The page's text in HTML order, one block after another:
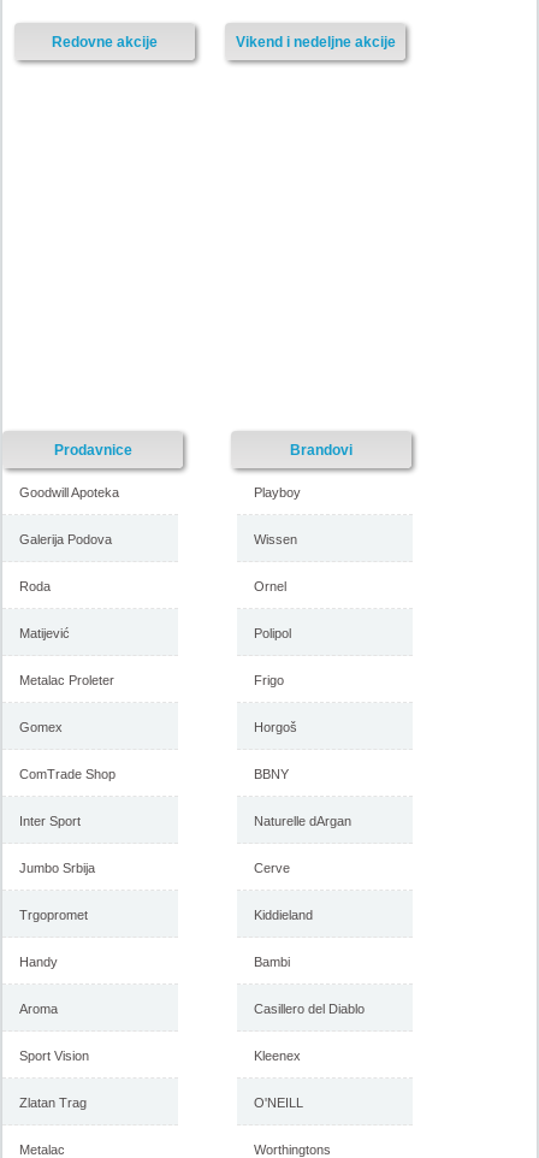
Vikend i nedeljne akcije
Redovne akcije
Prodavnice
Goodwill Apoteka
Galerija Podova
Roda
Matijević
Metalac Proleter
Gomex
ComTrade Shop
Inter Sport
Jumbo Srbija
Trgopromet
Handy
Aroma
Sport Vision
Zlatan Trag
Metalac
Brandovi
Playboy
Wissen
Ornel
Polipol
Frigo
Horgoš
BBNY
Naturelle dArgan
Cerve
Kiddieland
Bambi
Casillero del Diablo
Kleenex
O'NEILL
Worthingtons